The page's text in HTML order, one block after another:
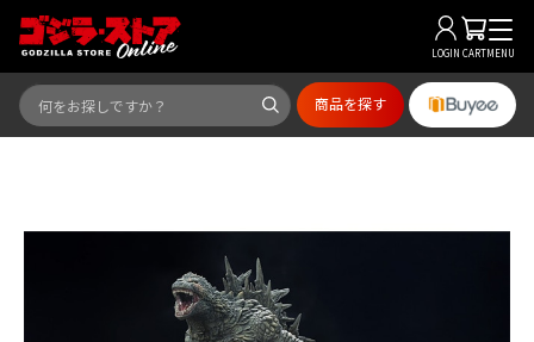
LOGIN CARTMENU
商品を探す